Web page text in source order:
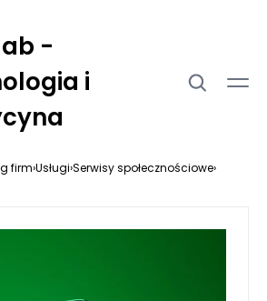
-
i
firm›Usługi›Serwisy społecznościowe›